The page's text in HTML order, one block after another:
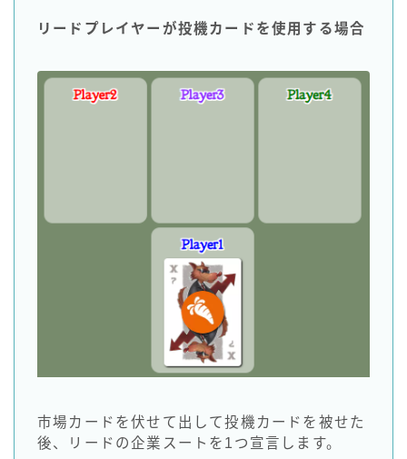
リードプレイヤーが投機カードを使用する場合
市場カードを伏せて出して投機カードを被せた
後、リードの企業スートを1つ宣言します。